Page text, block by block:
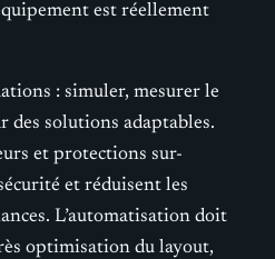
est réellement
: simuler, mesurer le
des solutions adaptables.
et protections sur-
et réduisent les
L’automatisation doit
optimisation du layout,